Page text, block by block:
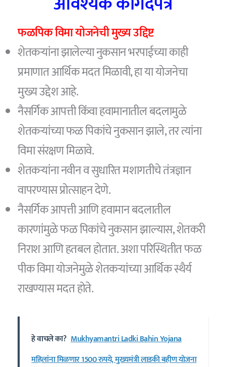
फळपिक विमा योजनेची मुख्य उद्दिष्ट
शेतकऱ्यांना झालेल्या नुकसान भरपाईच्या काही
प्रमाणात आर्थिक मदत मिळावी, हा या योजनेचा
मुख्य उद्देश आहे.
नैसर्गिक आपत्ती किंवा हवामानातील बदलामुळे
शेतकऱ्यांच्या फळ पिकांचे नुकसान झाले, तर त्यांना
विमा संरक्षण मिळावे.
शेतकऱ्यांना नवीन व सुधारित मशागतीचे तंत्रज्ञान
वापरण्यास प्रोत्साहन देणे.
नैसर्गिक आपत्ती आणि हवामान बदलातील
कारणांमुळे फळ पिकांचे नुकसान झाल्यास, शेतकरी
निराश आणि हतबल होतात. अशा परिस्थितीत फळ
पीक विमा योजनेमुळे शेतकऱ्यांच्या आर्थिक स्थैर्य
राखण्यास मदत होते.
हे वाचले का? Mukhyamantri Ladki Bahin Yojana
महिलांना मिळणार 1500 रुपये, मुख्यमंत्री लाडकी बहीण योजना